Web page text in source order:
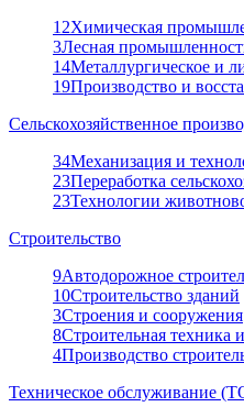
12Химическая
3Лесная
14Металлургическое и
19Производство и
Сельскохозяйственное
34Механизация и
23Переработка
23Технологии
Строительство
9Автодорожное
10Строительство зданий
3Строения и сооружения
8Строительная техника
4Производство
Техническое обслуживание